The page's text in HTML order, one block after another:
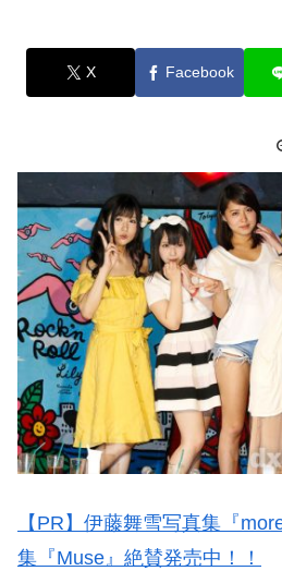
X Facebook
【PR】伊藤舞雪写真集『more
集『Muse』絶賛発売中！！